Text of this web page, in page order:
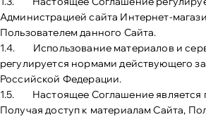
Администрацией сайта Интернет-
Пользователем данного Сайта.
1.4. Использование материалов и
регулируется нормами действующего
Российской Федерации.
1.5. Настоящее Соглашение является
Получая доступ к материалам Сайта,